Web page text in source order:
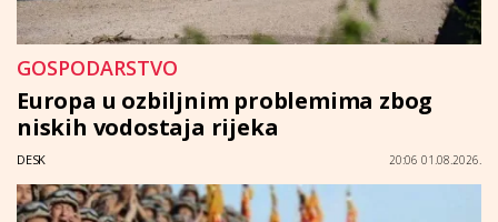
GOSPODARSTVO
Europa u ozbiljnim problemima zbog
niskih vodostaja rijeka
DESK 20:06 01.08.2026.